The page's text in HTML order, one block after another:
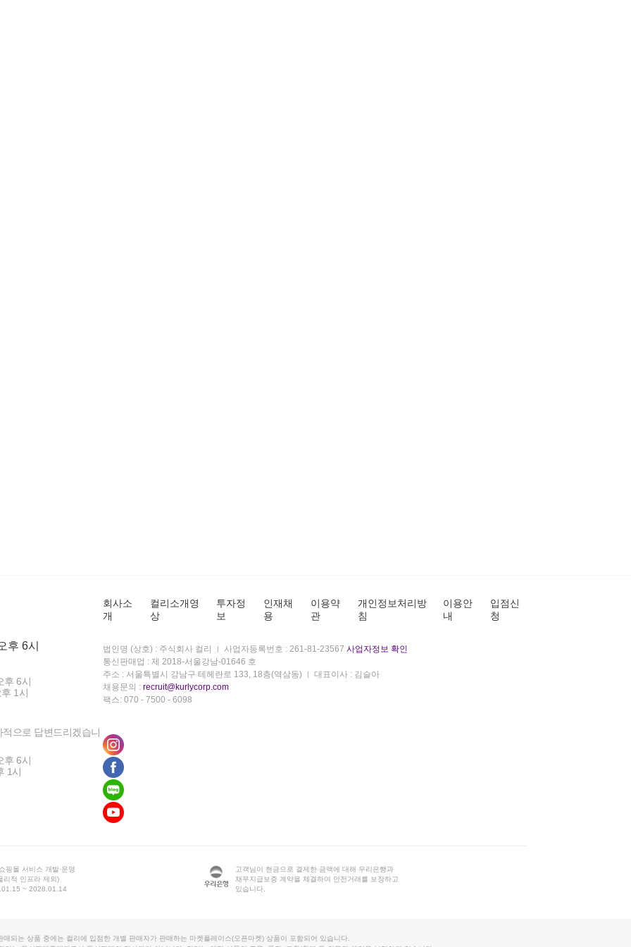
후 6시
후 6시
1시
으로 답변드리겠습니
후 6시
1시
회사소
개
컬리소개영
상
투자정
보
인재채
용
이용약
관
개인정보처리방
침
이용안
내
입점신
청
법인명 (상호) : 주식회사 컬리 사업자등록번호 : 261-81-23567 사업자정보 확인
통신판매업 : 제 2018-서울강남-01646 호
주소 : 서울특별시 강남구 테헤란로 133, 18층(역삼동)
대표이사 : 김슬아
채용문의 : recruit@kurlycorp.com
팩스: 070 - 7500 - 6098
핑몰 서비스 개발·운영
리적 인프라 제외)
~ 2028.01.14
고객님이 현금으로 결제한 금액에 대해 우리은행과
채무지급보증 계약을 체결하여 안전거래를 보장하고
있습니다.
매되는 상품 중에는 컬리에 입점한 개별 판매자가 판매하는 마켓플레이스(오픈마켓) 상품이 포함되어 있습니다.